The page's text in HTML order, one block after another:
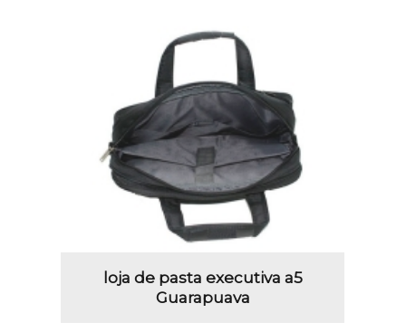
loja de pasta executiva a5
Guarapuava